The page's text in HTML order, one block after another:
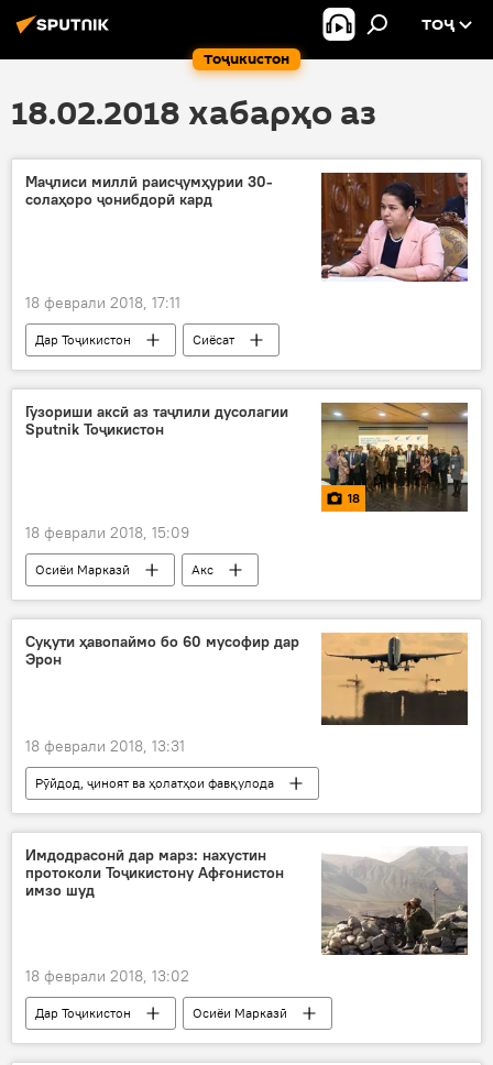
Тоҷикистон
ТОҶ
18.02.2018 хабарҳо аз
Маҷлиси миллӣ раисҷумҳурии 30-
солаҳоро ҷонибдорӣ кард
18 феврали 2018, 17:11
Дар Тоҷикистон
Сиёсат
Ҳамаи хабарҳо
ислоҳи қонунҳо
Маҷлиси миллӣ
Гузориши аксӣ аз таҷлили дусолагии
Sputnik Тоҷикистон
18
18 феврали 2018, 15:09
Осиёи Марказӣ
Акс
Ҳамаи хабарҳо
Суқути ҳавопаймо бо 60 мусофир дар
Эрон
18 феврали 2018, 13:31
Рӯйдод, ҷиноят ва ҳолатҳои фавқулода
Дар ҷаҳон
Ҳамаи хабарҳо Эрон
Имдодрасонӣ дар марз: нахустин
протоколи Тоҷикистону Афғонистон
имзо шуд
18 феврали 2018, 13:02
Дар Тоҷикистон
Осиёи Марказӣ
Иҷтимоъ
Ҳамаи хабарҳо